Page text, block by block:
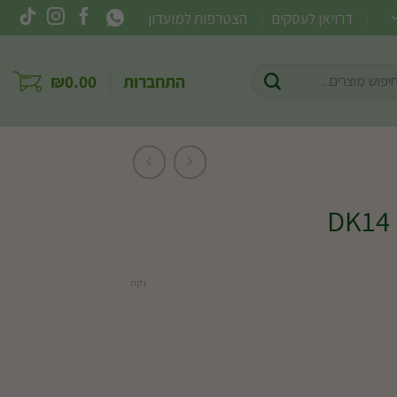
דרויאן לעסקים הצטרפות למועדון
התחברות ₪0.00
נקה